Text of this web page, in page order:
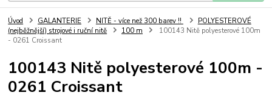
Úvod GALANTERIE NITĚ - více než 300 barev !!
POLYESTEROVÉ
(nejběžnější) strojové i ruční nitě
100 m
100143 Nitě polyesterové 100m
- 0261 Croissant
100143 Nitě polyesterové 100m -
0261 Croissant